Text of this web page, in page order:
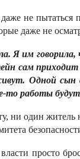
не пытаться
даже не
Я им
сам
Одной сын
то работы
ни один
просто